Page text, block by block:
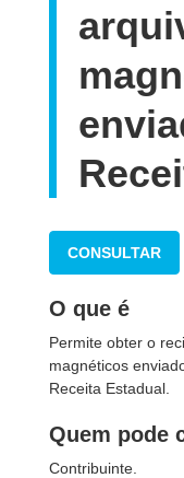
CONSULTAR
O que é
Permite obter o
magnéticos
Receita Estadual.
Quem pode
Contribuinte.